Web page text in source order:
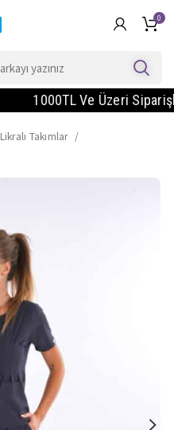
0
1000TL Ve Üzeri
Likralı Takımlar